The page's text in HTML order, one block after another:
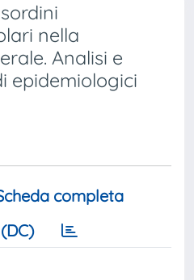
nella
Analisi e
epidemiologici
completa